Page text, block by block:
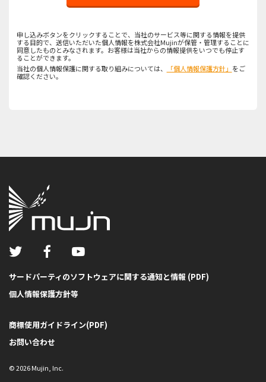
申し込みボタンをクリックすることで、当社のサービス等に関する情報を提供
する目的で、送信いただいた個人情報を株式会社Mujinが保管・管理することに
同意したものとみなされます。お客様は当社からの情報提供をいつでも停止す
ることができます。
当社の個人情報保護に関する取り組みについては、
「個人情報保護方針」 をご
確認ください。
サードパーティのソフトウェアに関する通知と情報 (PDF)
個人情報保護方針等
商標使用ガイドライン(PDF)
お問い合わせ
©2026Mujin, Inc.